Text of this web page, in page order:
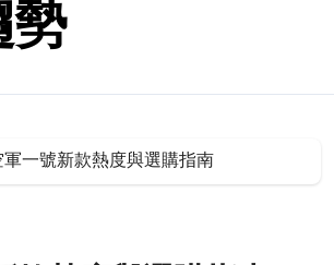
勢
軍一號新款熱度與選購指南